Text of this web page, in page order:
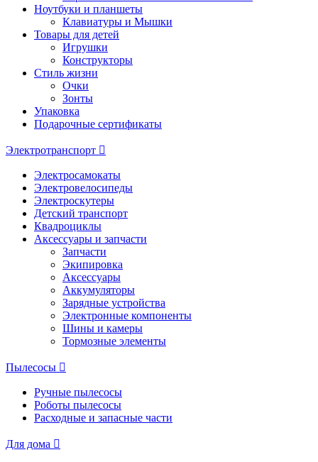
Ноутбуки и планшеты
Клавиатуры и Мышки
Товары для детей
Игрушки
Конструкторы
Стиль жизни
Очки
Зонты
Упаковка
Подарочные сертификаты
Электротранспорт
Электросамокаты
Электровелосипеды
Электроскутеры
Детский транспорт
Квадроциклы
Аксессуары и запчасти
Запчасти
Экипировка
Аксессуары
Аккумуляторы
Зарядные устройства
Электронные компоненты
Шины и камеры
Тормозные элементы
Пылесосы
Ручные пылесосы
Роботы пылесосы
Расходные и запасные части
Для дома